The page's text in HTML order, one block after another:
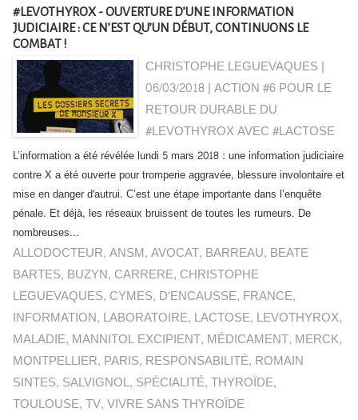
#LEVOTHYROX - OUVERTURE D’UNE INFORMATION
JUDICIAIRE : CE N’EST QU’UN DÉBUT, CONTINUONS LE
COMBAT !
CHRISTOPHE LEGUEVAQUES |
06/03/2018|ACTION #6 POUR LE
RETOUR DURABLE DU
#LEVOTHYROX AVEC #LACTOSE
L’information a été révélée lundi 5 mars 2018 : une information judiciaire
contre X a été ouverte pour tromperie aggravée, blessure involontaire et
mise en danger d'autrui. C’est une étape importante dans l’enquête
pénale. Et déjà, les réseaux bruissent de toutes les rumeurs. De
nombreuses...
ALLODOCTEUR,ANSM,AVOCAT, BARREAU, BEATE
BARTES, BUZYN, CARRERE, CHRISTOPHE
LEGUEVAQUES, CYMES, D'ENCAUSSE, FRANCE,
INFORMATION, LABORATOIRE, LACTOSE, LEVOTHYROX,
MALADIE, MANNITOL EXCIPIENT, MÉDICAMENT, MERCK,
MONTPELLIER, PARIS, RESPONSABILITÉ, ROMAIN
SINTES, SALVIGNOL, SPÉCIALITÉ,THYROÏDE,
TOULOUSE,TV,VIVRE SANS THYROÏDE